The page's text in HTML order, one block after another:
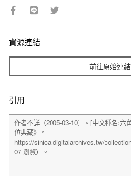
資源連結
前往原始連結
引用